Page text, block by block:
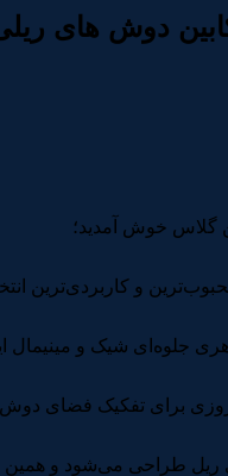
دوش های
گلاس خوش آمدید؛
و کاربردی‌ترین
جلوه‌ای شیک و مینیمال
برای تفکیک فضای
ریل طراحی می‌شود و همین